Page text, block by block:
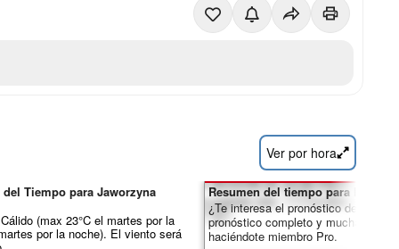
Ver por hora
del Tiempo para Jaworzyna
(max 23°C el martes por la
por la noche). El viento será
Resumen del tiempo para los días
¿Te interesa el pronóstico de 16
pronóstico completo y muchas más
haciéndote miembro Pro.